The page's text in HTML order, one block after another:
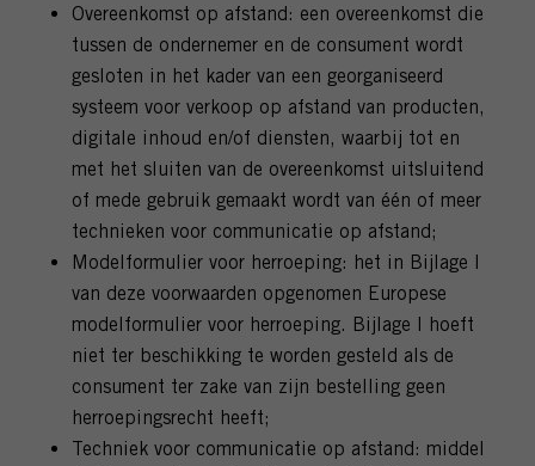
Overeenkomst op afstand: een overeenkomst die
tussen de ondernemer en de consument wordt
gesloten in het kader van een georganiseerd
systeem voor verkoop op afstand van producten,
digitale inhoud en/of diensten, waarbij tot en
met het sluiten van de overeenkomst uitsluitend
of mede gebruik gemaakt wordt van één of meer
technieken voor communicatie op afstand;
Modelformulier voor herroeping: het in Bijlage I
van deze voorwaarden opgenomen Europese
modelformulier voor herroeping. Bijlage I hoeft
niet ter beschikking te worden gesteld als de
consument ter zake van zijn bestelling geen
herroepingsrecht heeft;
Techniek voor communicatie op afstand: middel